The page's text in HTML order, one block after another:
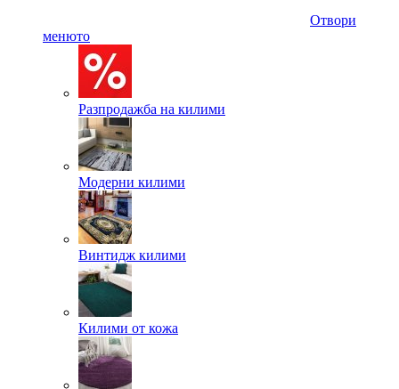
Отвори
менюто
Разпродажба на килими
Модерни килими
Винтидж килими
Килими от кожа